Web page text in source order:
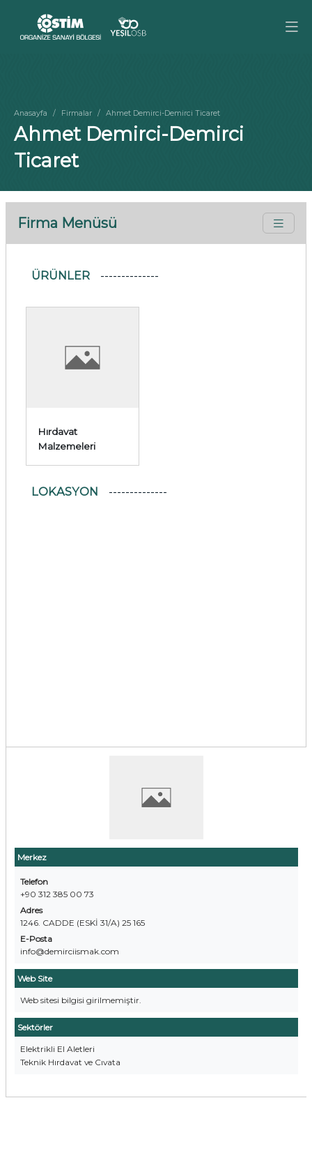
Anasayfa Firmalar Ahmet Demirci-Demirci Ticaret
Ahmet Demirci-Demirci
Ticaret
Firma Menüsü
Merkez
Telefon
+90 312 385 00 73
Adres
1246. CADDE (ESKİ 31/A) 25 165
E-Posta
info@demirciismak.com
Web Site
Web sitesi bilgisi girilmemiştir.
Sektörler
Elektrikli El Aletleri
Teknik Hırdavat ve Cıvata
ÜRÜNLER
Hırdavat
Malzemeleri
LOKASYON